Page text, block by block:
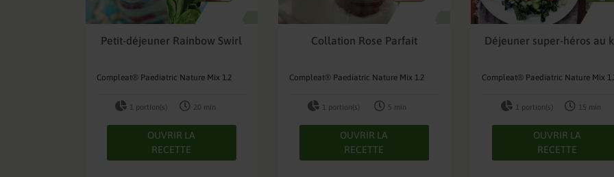
Petit-déjeuner Rainbow Swirl
Compleat® Paediatric Nature Mix 1.2
1 portion(s) 20 min
OUVRIR LA
RECETTE
Collation Rose Parfait
Compleat® Paediatric Nature Mix 1.2
1 portion(s) 5 min
OUVRIR LA
RECETTE
Déjeuner super-héros au
Compleat® Paediatric Nature Mix
1 portion(s) 15 min
OUVRIR LA
RECETTE